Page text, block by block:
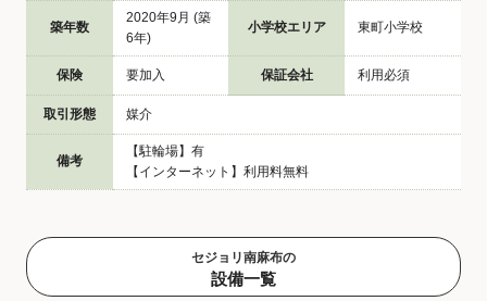
築年数
2020年9月 (築
6年)
小学校エリア 東町小学校
保険 要加入 保証会社 利用必須
取引形態 媒介
備考
【駐輪場】有
【インターネット】利用料無料
セジョリ南麻布の
設備一覧